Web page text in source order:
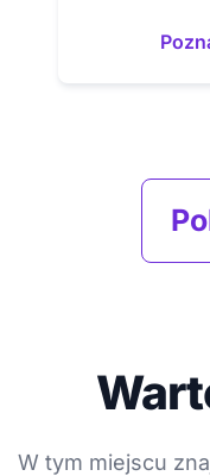
W tym miejscu